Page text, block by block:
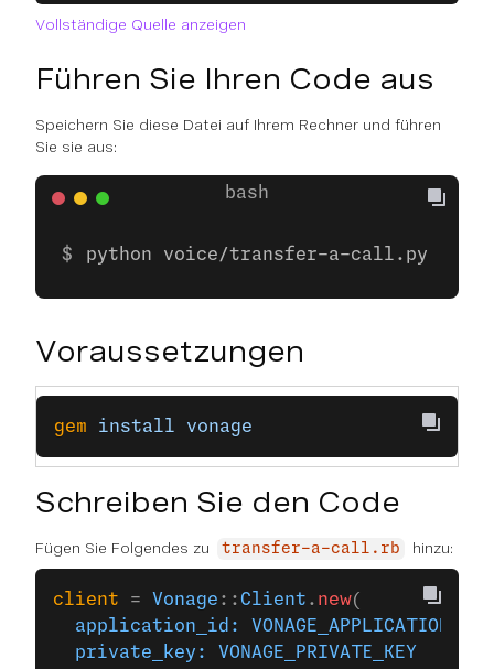
Vollständige Quelle anzeigen
Führen Sie Ihren Code aus
Speichern Sie diese Datei auf Ihrem Rechner und führen
Sie sie aus:
python voice/transfer-a-call.py
Voraussetzungen
gem install vonage
Schreiben Sie den Code
Fügen Sie Folgendes zu transfer-a-call.rb hinzu:
client = Vonage ::Client . new(
  application_id:
VONAGE_APPLICATION_ID
  private_key:
VONAGE_PRIVATE_KEY